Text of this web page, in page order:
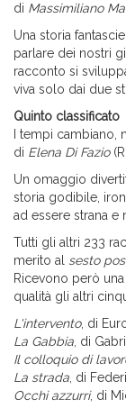
di Massimiliano
Una storia
parlare dei nostri
racconto si
viva solo dai due
Quinto classificato
I tempi cambiano,
di Elena Di Fazio
Un omaggio
storia godibile,
ad essere strana e
Tutti gli altri 233
merito al sesto
Ricevono però una
qualità gli altri
L'intervento, di
La Gabbia , di
Il colloquio di
La strada , di
Occhi azzurri, di